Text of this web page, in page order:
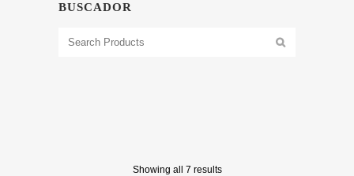
BUSCADOR
Showing all 7 results